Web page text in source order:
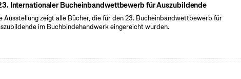
Internationaler Bucheinbandwettbewerb für Auszubildende
Ausstellung zeigt alle Bücher, die für den 23. Bucheinbandwettbewerb für
im Buchbindehandwerk eingereicht wurden.